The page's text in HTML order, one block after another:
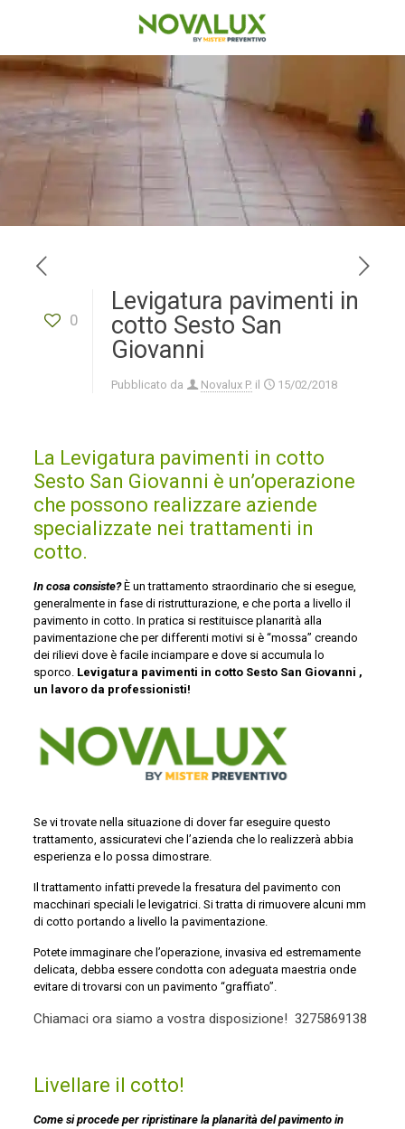
0
Levigatura pavimenti in
cotto Sesto San
Giovanni
Pubblicato da Novalux P. il 15/02/2018
La Levigatura pavimenti in cotto
Sesto San Giovanni è un’operazione
che possono realizzare aziende
specializzate nei trattamenti in
cotto.
In cosa consiste?È un trattamento straordinario che si esegue,
generalmente in fase di ristrutturazione, e che porta a livello il
pavimento in cotto. In pratica si restituisce planarità alla
pavimentazione che per differenti motivi si è “mossa” creando
dei rilievi dove è facile inciampare e dove si accumula lo
sporco. Levigatura pavimenti in cotto Sesto San Giovanni ,
un lavoro da professionisti!
Se vi trovate nella situazione di dover far eseguire questo
trattamento, assicuratevi che l’azienda che lo realizzerà abbia
esperienza e lo possa dimostrare.
Il trattamento infatti prevede la fresatura del pavimento con
macchinari speciali le levigatrici. Si tratta di rimuovere alcuni mm
di cotto portando a livello la pavimentazione.
Potete immaginare che l’operazione, invasiva ed estremamente
delicata, debba essere condotta con adeguata maestria onde
evitare di trovarsi con un pavimento “graffiato”.
Chiamaci ora siamo a vostra disposizione! 3275869138
Livellare il cotto!
Come si procede per ripristinare la planarità del pavimento in